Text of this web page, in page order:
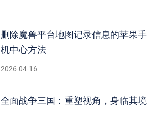
删除魔兽平台地图记录信息的苹果手
机中心方法
2026-04-16
全面战争三国：重塑视角，身临其境